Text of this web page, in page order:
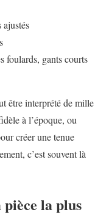
foulards, gants courts
être interprété de mille
à l’époque, ou
créer une tenue
c’est souvent là
la plus